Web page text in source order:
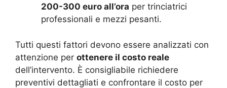
200-300 euro all’ora per trinciatrici
professionali e mezzi pesanti.
Tutti questi fattori devono essere analizzati con
attenzione per ottenere il costo reale
dell’intervento. È consigliabile richiedere
preventivi dettagliati e confrontare il costo per